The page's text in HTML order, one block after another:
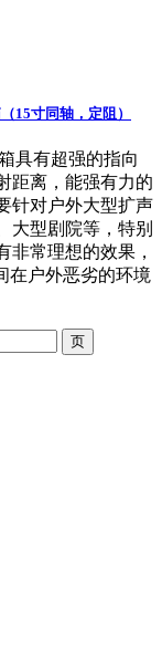
15寸同轴，定阻）
具有超强的指向
距离，能强有力的
针对户外大型扩声
大型剧院等，特别
非常理想的效果，
在户外恶劣的环境